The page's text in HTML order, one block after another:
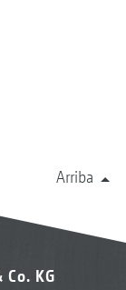
Arriba
Co. KG